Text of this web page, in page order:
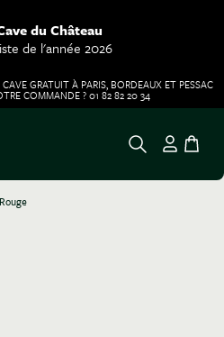
du Château
de l'année 2026
GRATUIT À PARIS, BORDEAUX ET PESSAC
COMMANDE ? 01 82 82 20 34